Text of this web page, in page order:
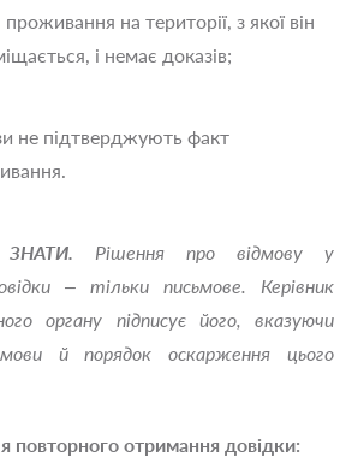
проживання на території, з якої він
і немає доказів;
не підтверджують факт
Рішення про відмову у
– тільки письмове.
Керівник
органу підписує його, вказуючи
й порядок оскарження цього
повторного отримання довідки: